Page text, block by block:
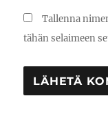
Tallenna
tähän selaimeen